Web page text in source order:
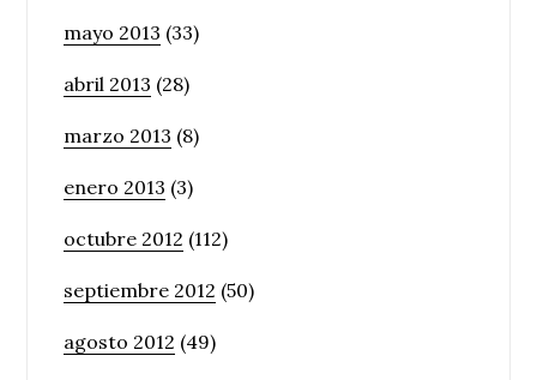
mayo 2013 (33)
abril 2013 (28)
marzo 2013 (8)
enero 2013 (3)
octubre 2012 (112)
septiembre 2012 (50)
agosto 2012 (49)